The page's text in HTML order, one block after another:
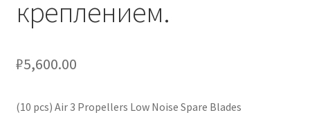
кондиционеров по оптовым ценам, ниже рыночных
кондиционирования
креплением.
₽5,600.00
(10 pcs) Air 3 Propellers Low Noise Spare Blades